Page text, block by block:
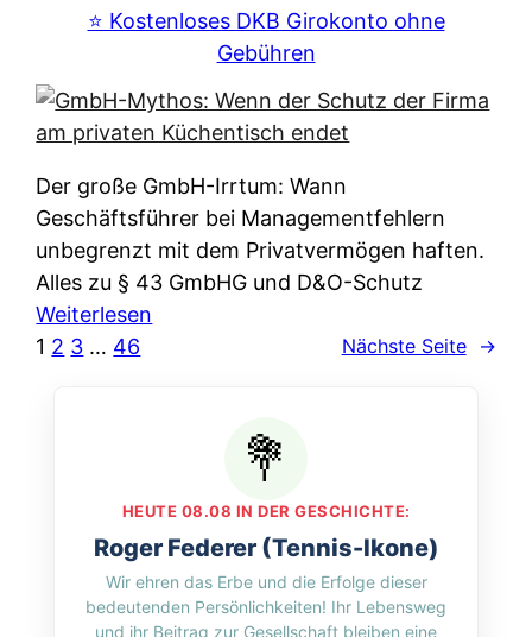
s
i
c
h
e
t
n
w
i
d
n
w
l
c
h
e
n
r
n
f
u
e
r
k
l
ä
u
&
O
n
⭐️ Kostenloses DKB Girokonto ohne
Gebühren
Der große GmbH-Irrtum: Wann
Geschäftsführer bei Managementfehlern
unbegrenzt mit dem Privatvermögen haften.
Alles zu § 43 GmbHG und D&O-Schutz
Weiterlesen
M
y
h
1 2 3 … 46 Nächste Seite →
HEUTE 08.08 IN DER GESCHICHTE:
Roger Federer (Tennis-Ikone)
Wir ehren das Erbe und die Erfolge dieser
bedeutenden Persönlichkeiten! Ihr Lebensweg
und ihr Beitrag zur Gesellschaft bleiben eine